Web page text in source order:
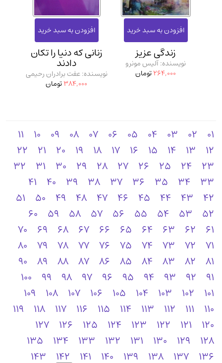
زندگی عزیز
نویسنده: آلیس مونرو
264,000تومان
زنانی که دنیا را تکان
دادند
نویسنده: عفت برادران رحیمی
384,000تومان
01
02
03
04
05
06
07
08
09
10
11
12
13
14
15
16
17
18
19
20
21
22
23
24
25
26
27
28
29
30
31
32
33
34
35
36
37
38
39
40
41
42
43
44
45
46
47
48
49
50
51
52
53
54
55
56
57
58
59
60
61
62
63
64
65
66
67
68
69
70
71
72
73
74
75
76
77
78
79
80
81
82
83
84
85
86
87
88
89
90
91
92
93
94
95
96
97
98
99
100
101
102
103
104
105
106
107
108
109
110
111
112
113
114
115
116
117
118
119
120
121
122
123
124
125
126
127
128
129
130
131
132
133
134
135
136
137
138
139
140
141
142
143